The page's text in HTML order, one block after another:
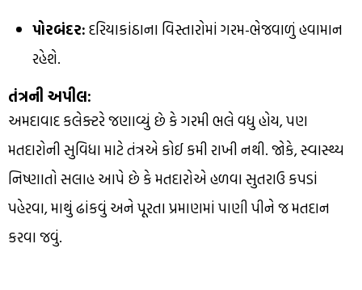
પોરબંદર:દરિયાકાંઠાના વિસ્તારોમાં ગરમ-ભેજવાળું હવામાન
રહેશે.
તંત્રની અપીલ:
અમદાવાદ કલેક્ટરે જણાવ્યું છે કે ગરમી ભલે વધુ હોય, પણ
મતદારોની સુવિધા માટે તંત્રએ કોઈ કમી રાખી નથી. જોકે, સ્વાસ્થ્ય
નિષ્ણાતો સલાહ આપે છે કે મતદારોએ હળવા સુતરાઉ કપડાં
પહેરવા, માથું ઢાંકવું અને પૂરતા પ્રમાણમાં પાણી પીને જ મતદાન
કરવા જવું.